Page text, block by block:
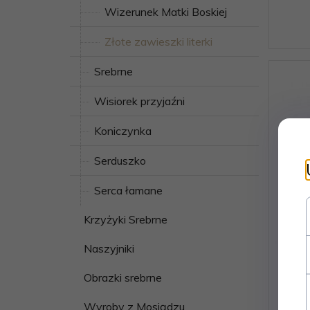
Wizerunek Matki Boskiej
Złote zawieszki literki
Srebrne
Wisiorek przyjaźni
Koniczynka
Serduszko
Serca łamane
Krzyżyki Srebrne
Naszyjniki
Obrazki srebrne
Wyroby z Mosiądzu